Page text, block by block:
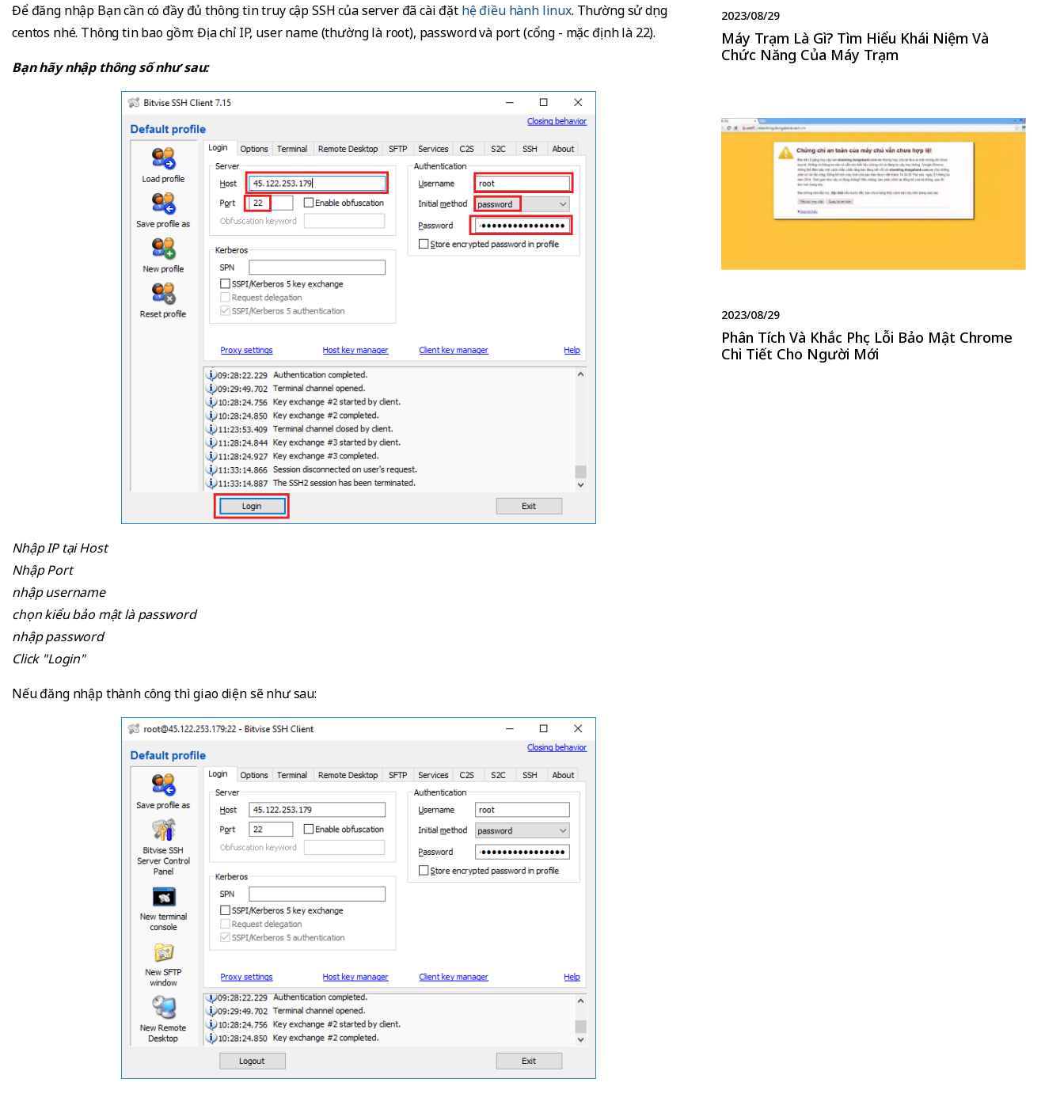
Để đăng nhập Bạn cần có đầy đủ thông tin truy cập SSH của server đã cài đặt hệ điều hành linux. Thường sử dụng
centos nhé. Thông tin bao gồm: Địa chỉ IP, user name (thường là root), password và port (cổng - mặc định là 22).
Bạn hãy nhập thông số như sau:
Nhập IP tại Host
Nhập Port
nhập username
chọn kiểu bảo mật là password
nhập password
Click "Login"
Nếu đăng nhập thành công thì giao diện sẽ như sau:
2023/08/29
Máy Trạm Là Gì? Tìm Hiểu Khái Niệm Và
Chức Năng Của Máy Trạm
2023/08/29
Phân Tích Và Khắc Phục Lỗi Bảo Mật Chrome
Chi Tiết Cho Người Mới